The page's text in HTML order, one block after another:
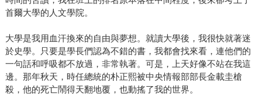
首爾大學的人文學院。
大學是我用血汗換來的自由與夢想。就讀大學後，我很快就著迷
於史學。只要是學長們認為不錯的書，我都會找來看，連他們的
一句話和呼吸都不放過，非常執著。可是，上天好像不站在我這
邊。那年秋天，時任總統的朴正熙被中央情報部部長金載圭槍
殺，他的死亡鬧得天翻地覆，也動搖了我的世界。